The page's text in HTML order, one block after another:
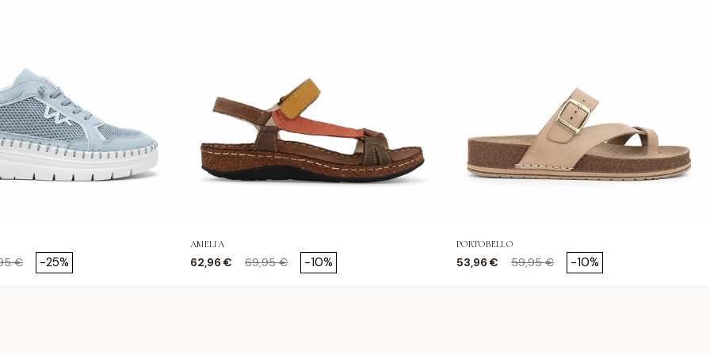
base
€ -25%
AMELIA
Precio
62,96 € Precio base
69,95 € -10%
PORTOBELLO
Precio
53,96 € Precio base
59,95 € -10%